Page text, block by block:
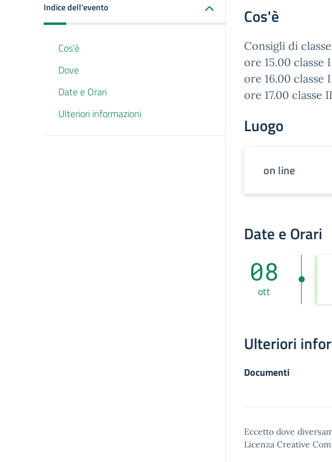
Indice dell'evento
Cos'è
Dove
Date e Orari
Ulteriori informazioni
Cos'è
Consigli di
ore 15.00 classe I
ore 16.00 classe
ore 17.00 classe
Luogo
on line
Date e Orari
08
ott
Ulteriori
Documenti
Eccetto dove
Licenza Creative